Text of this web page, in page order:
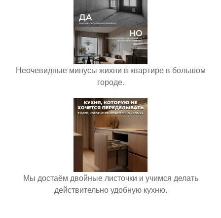
Неочевидные минусы жихни в квартире в большом
городе.
Мы достаём двойные листочки и учимся делать
действительно удобную кухню.